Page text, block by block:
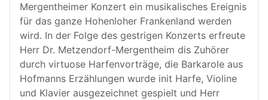
Mergentheimer Konzert ein musikalisches Ereignis
für das ganze Hohenloher Frankenland werden
wird. In der Folge des gestrigen Konzerts erfreute
Herr Dr. Metzendorf-Mergentheim dis Zuhörer
durch virtuose Harfenvorträge, die Barkarole aus
Hofmanns Erzählungen wurde init Harfe, Violine
und Klavier ausgezeichnet gespielt und Herr